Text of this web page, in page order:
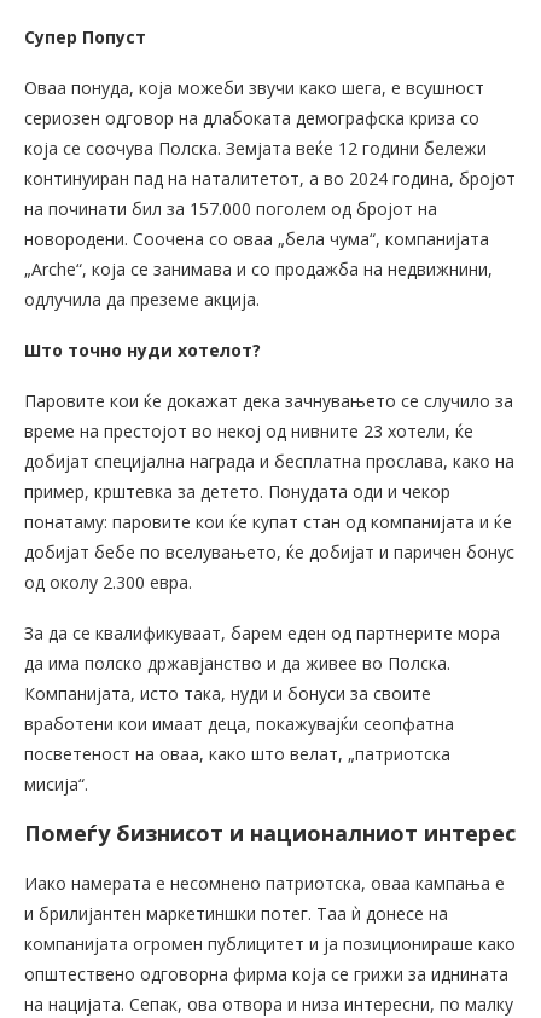
Супер Попуст
Оваа понуда, која можеби звучи како шега, е всушност
сериозен одговор на длабоката демографска криза со
која се соочува Полска. Земјата веќе 12 години бележи
континуиран пад на наталитетот, а во 2024 година, бројот
на починати бил за 157.000 поголем од бројот на
новородени. Соочена со оваа „бела чума“, компанијата
„Arche“, која се занимава и со продажба на недвижнини,
одлучила да преземе акција.
Што точно нуди хотелот?
Паровите кои ќе докажат дека зачнувањето се случило за
време на престојот во некој од нивните 23 хотели, ќе
добијат специјална награда и бесплатна прослава, како на
пример, крштевка за детето. Понудата оди и чекор
понатаму: паровите кои ќе купат стан од компанијата и ќе
добијат бебе по вселувањето, ќе добијат и паричен бонус
од околу 2.300 евра.
За да се квалификуваат, барем еден од партнерите мора
да има полско државјанство и да живее во Полска.
Компанијата, исто така, нуди и бонуси за своите
вработени кои имаат деца, покажувајќи сеопфатна
посветеност на оваа, како што велат, „патриотска
мисија“.
Помеѓу бизнисот и националниот интерес
Иако намерата е несомнено патриотска, оваа кампања е
и брилијантен маркетиншки потег. Таа ѝ донесе на
компанијата огромен публицитет и ја позиционираше како
општествено одговорна фирма која се грижи за иднината
на нацијата. Сепак, ова отвора и низа интересни, по малку